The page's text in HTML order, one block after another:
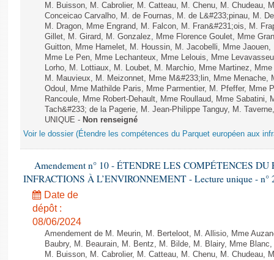
M. Buisson, M. Cabrolier, M. Catteau, M. Chenu, M. Chudeau,
Conceicao Carvalho, M. de Fournas, M. de L&#233;pinau, M.
M. Dragon, Mme Engrand, M. Falcon, M. Fran&#231;ois, M.
Gillet, M. Girard, M. Gonzalez, Mme Florence Goulet, Mme
Guitton, Mme Hamelet, M. Houssin, M. Jacobelli, Mme
Mme Le Pen, Mme Lechanteux, Mme Lelouis, Mme
Lorho, M. Lottiaux, M. Loubet, M. Marchio, Mme Martinez,
M. Mauvieux, M. Meizonnet, Mme M&#233;lin, Mme Menache,
Odoul, Mme Mathilde Paris, Mme Parmentier, M. Pfeffer, Mme
Rancoule, Mme Robert-Dehault, Mme Roullaud, Mme
Tach&#233; de la Pagerie, M. Jean-Philippe Tanguy, M.
UNIQUE - Non renseigné
Voir le dossier (Étendre les compétences du Parquet européen aux
Amendement n° 10 - ÉTENDRE LES COMPÉTENCES
INFRACTIONS À L’ENVIRONNEMENT - Lecture unique - n°
Date de
dépôt :
08/06/2024
Amendement de M. Meurin, M. Berteloot, M. Allisio, Mme
Baubry, M. Beaurain, M. Bentz, M. Bilde, M. Blairy, Mme
M. Buisson, M. Cabrolier, M. Catteau, M. Chenu, M. Chudeau,